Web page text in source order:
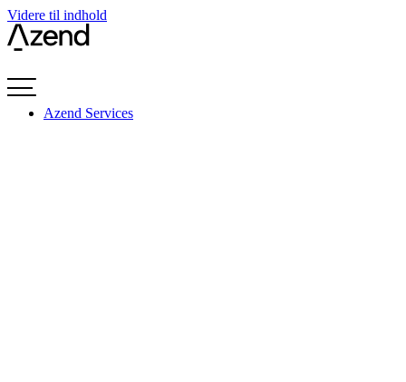
Videre til indhold
Azend Services